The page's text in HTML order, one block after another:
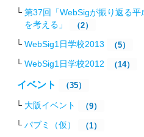
第37回「WebSigが振り返る
を考える」
（2）
WebSig1日学校2013 （5）
WebSig1日学校2012 （14）
イベント （35）
大阪イベント （9）
パブミ（仮） （1）